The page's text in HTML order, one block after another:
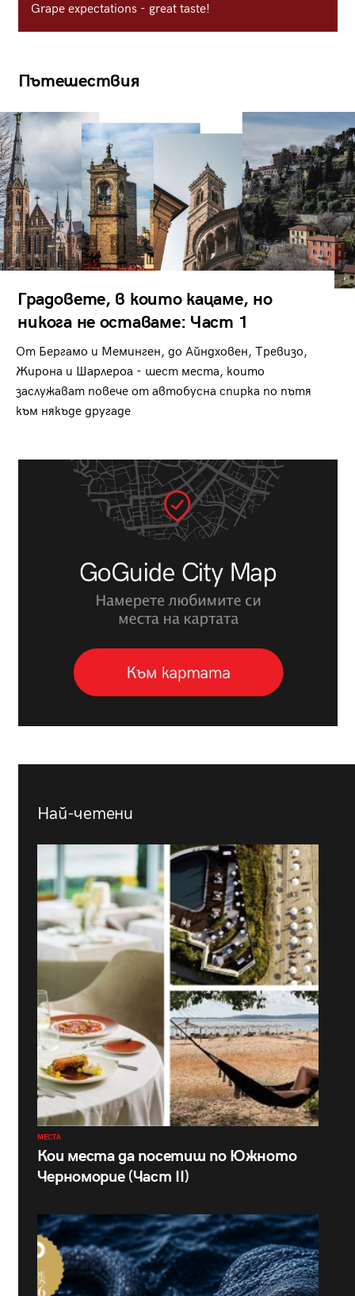
Grape expectations - great taste!
Пътешествия
Градовете, в които кацаме, но
никога не оставаме: Част 1
От Бергамо и Меминген, до Айндховен, Тревизо,
Жирона и Шарлероа - шест места, които
заслужават повече от автобусна спирка по пътя
към някъде другаде
Най-четени
МЕСТА
Кои места да посетиш по Южното
Черноморие (Част II)